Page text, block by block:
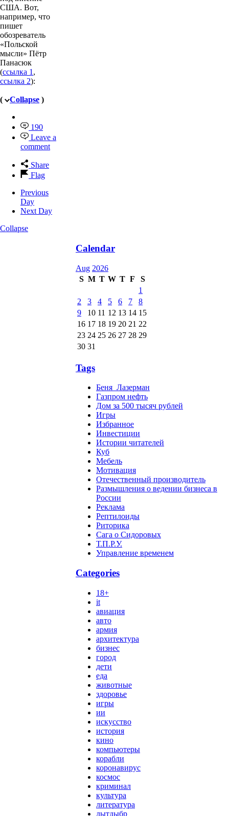
США. Вот,
например, что
пишет
обозреватель
«Польской
мысли» Пётр
Панасюк
(ссылка 1 ,
ссылка 2):
( Collapse )
190
Leave a
comment
Share
Flag
Previous
Day
Next Day
Collapse
Calendar
Aug 2026
S M T W T F
S
1
2
3 4 5 6 7
8
9
10 11 12 13 14 15
16 17 18 19 20 21 22
23 24 25 26 27 28 29
30 31
Tags
Беня_Лазерман
Газпром нефть
Дом за 500 тысяч рублей
Игры
Избранное
Инвестиции
Истории читателей
Куб
Мебель
Мотивация
Отечественный производитель
Размышления о ведении бизнеса в
России
Реклама
Рептилоиды
Риторика
Сага о Сидоровых
Т.П.Р.У.
Управление временем
Categories
18+
it
авиация
авто
армия
архитектура
бизнес
город
дети
еда
животные
здоровье
игры
ии
искусство
история
кино
компьютеры
корабли
коронавирус
космос
криминал
культура
литература
лытдыбр